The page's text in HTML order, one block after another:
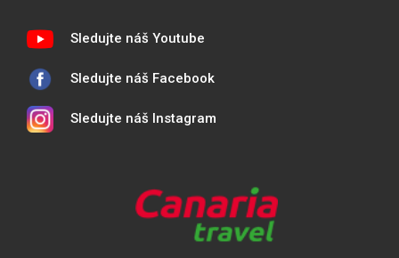
Sledujte náš Youtube
Sledujte náš Facebook
Sledujte náš Instagram